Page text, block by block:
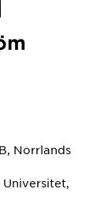
Norrlands